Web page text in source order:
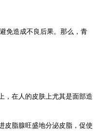
免造成不良后果。那么，青
，在人的皮肤上尤其是面部造
皮脂腺旺盛地分泌皮脂，促使